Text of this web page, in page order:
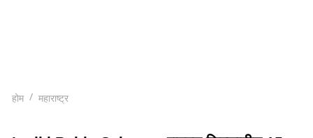
होम महाराष्ट्र